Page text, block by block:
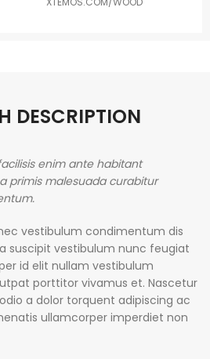
DESCRIPTION
enim ante habitant
primis malesuada curabitur
vestibulum condimentum dis
suscipit vestibulum nunc feugiat
id elit nullam vestibulum
porttitor vivamus et. Nascetur
a dolor torquent adipiscing ac
ullamcorper imperdiet non